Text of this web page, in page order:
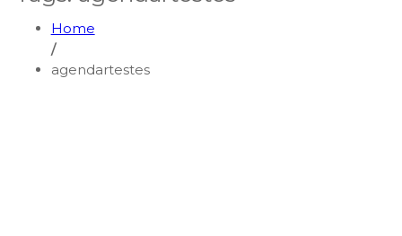
Home
/
agendartestes